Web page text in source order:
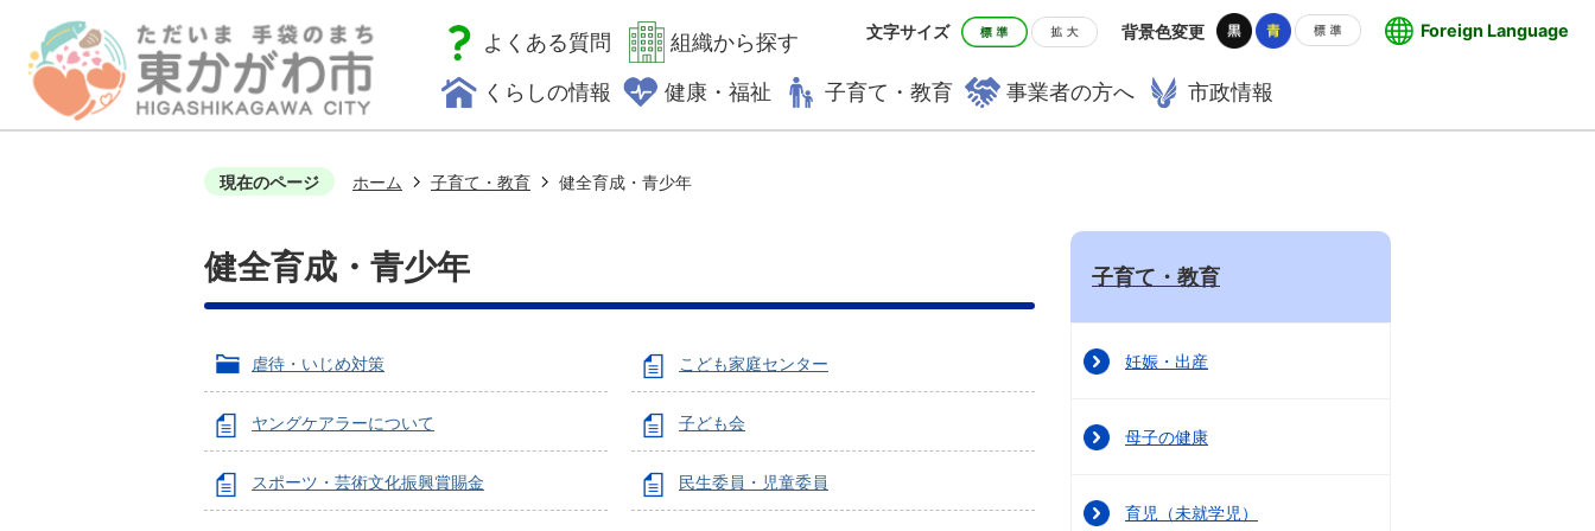
文字サイズ 背景色変更 Foreign Language
よくある質問
組織から探す
くらしの情報
健康・福祉 子育て・教育 事業者の方へ 市政情報
現在のページ ホーム 子育て・教育 健全育成・青少年
健全育成・青少年
虐待・いじめ対策 こども家庭センター
ヤングケアラーについて 子ども会
スポーツ・芸術文化振興賞賜金 民生委員・児童委員
子育て・教育
妊娠・出産
母子の健康
育児（未就学児）